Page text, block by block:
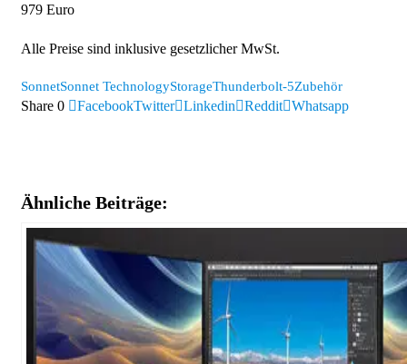
979 Euro
Alle Preise sind inklusive gesetzlicher MwSt.
SonnetSonnet TechnologyStorageThunderbolt-5Zubehör
Share 0 FacebookTwitter Linkedin Reddit Whatsapp
Ähnliche Beiträge: